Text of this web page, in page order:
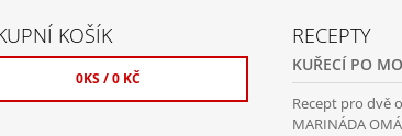
KOŠÍK
0KS /0 KČ
RECEPTY
KUŘECÍ PO
Recept pro dvě
MARINÁDA